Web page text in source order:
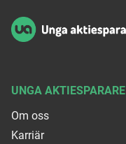
UNGA AKTIESPARARE
Om oss
Karriär